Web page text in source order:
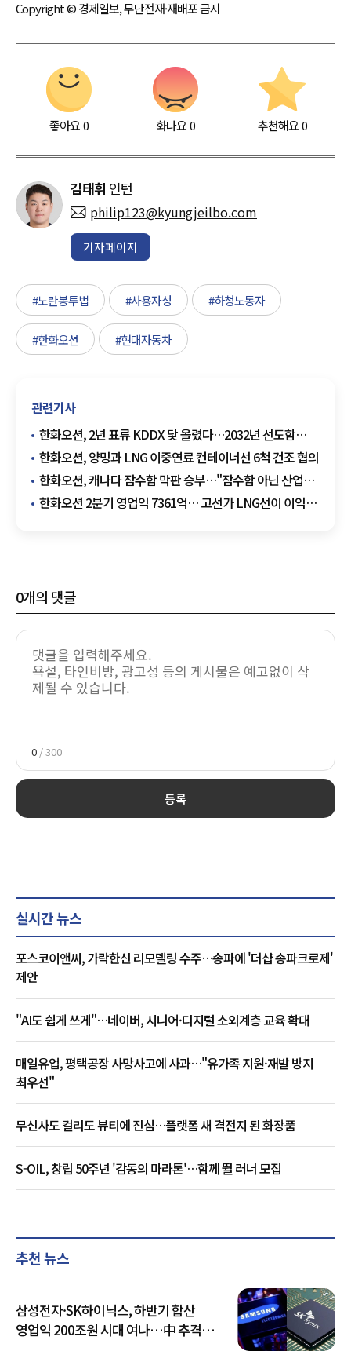
Copyright © 경제일보, 무단전재·재배포 금지
좋아요0 화나요0 추천해요 0
김태휘 인턴
philip123@kyungjeilbo.com
기자페이지
#노란봉투법 #사용자성 #하청노동자
#한화오션 #현대자동차
관련기사
한화오션, 2년 표류 KDDX 닻 올렸다…2032년 선도함
전력화
한화오션, 양밍과 LNG 이중연료 컨테이너선 6척 건조 협의
한화오션, 캐나다 잠수함 막판 승부…"잠수함 아닌 산업이
변수"
한화오션 2분기 영업익 7361억… 고선가 LNG선이 이익
0개의 댓글
0 / 300
등록
실시간 뉴스
포스코이앤씨, 가락한신 리모델링 수주…송파에 '더샵 송파크로제'
제안
"AI도 쉽게 쓰게"…네이버, 시니어·디지털 소외계층 교육 확대
매일유업, 평택공장 사망사고에 사과…"유가족 지원·재발 방지
최우선"
무신사도 컬리도 뷰티에 진심…플랫폼 새 격전지 된 화장품
S-OIL, 창립 50주년 '감동의 마라톤'…함께 뛸 러너 모집
추천 뉴스
삼성전자·SK하이닉스, 하반기 합산
영업익 200조원 시대 여나…中 추격은